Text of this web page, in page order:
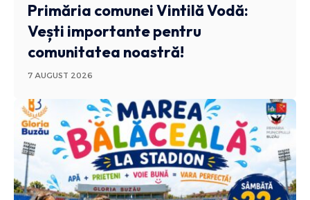
Primăria comunei Vintilă Vodă:
Vești importante pentru
comunitatea noastră!
7 AUGUST 2026